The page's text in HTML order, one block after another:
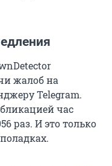
жалоб на
Telegram.
час
раз. И это только